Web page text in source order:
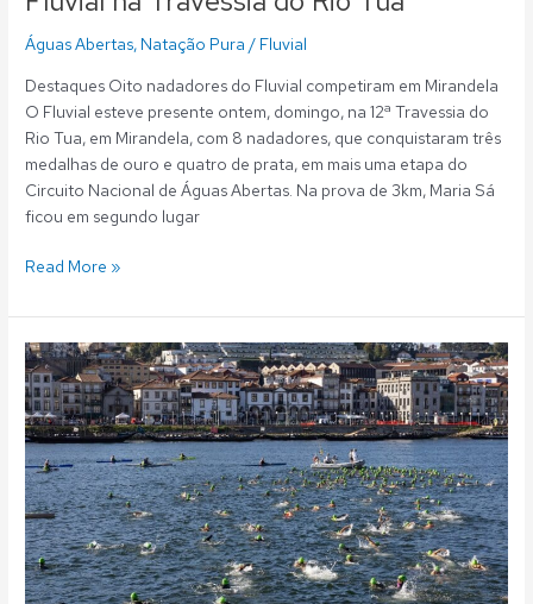
Águas Abertas, Natação Pura / Fluvial
Destaques Oito nadadores do Fluvial competiram em Mirandela
O Fluvial esteve presente ontem, domingo, na 12ª Travessia do
Rio Tua, em Mirandela, com 8 nadadores, que conquistaram três
medalhas de ouro e quatro de prata, em mais uma etapa do
Circuito Nacional de Águas Abertas. Na prova de 3km, Maria Sá
ficou em segundo lugar
Read More »
Águas
Abertas:
Sete
fluvialistas
vencedores
na
Douro
Bridges
Porto
&